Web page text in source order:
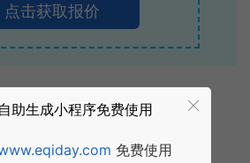
点击获取报价
识 常见问题 网站建设
助生成小程序免费使用
免费使用